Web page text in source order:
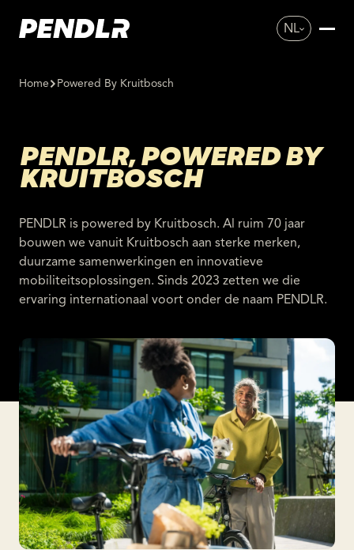
NL
Home Powered By Kruitbosch
PENDLR, POWERED BY
KRUITBOSCH
PENDLR is powered by Kruitbosch. Al ruim 70 jaar
bouwen we vanuit Kruitbosch aan sterke merken,
duurzame samenwerkingen en innovatieve
mobiliteitsoplossingen. Sinds 2023 zetten we die
ervaring internationaal voort onder de naam PENDLR.